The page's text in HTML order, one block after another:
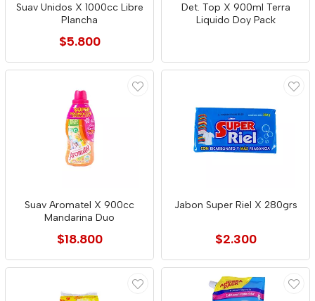
Suav Unidos X 1000cc Libre
Plancha
$5.800
Det. Top X 900ml Terra
Liquido Doy Pack
Suav Aromatel X 900cc
Mandarina Duo
$18.800
Jabon Super Riel X 280grs
$2.300